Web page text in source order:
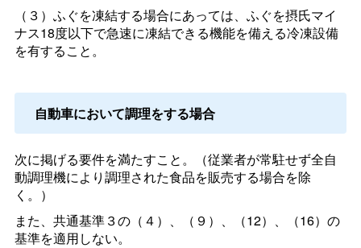
（３）ふぐを凍結する場合にあっては、ふぐを摂氏マイ
ナス18度以下で急速に凍結できる機能を備える冷凍設備
を有すること。
自動車において調理をする場合
次に掲げる要件を満たすこと。（従業者が常駐せず全自
動調理機により調理された食品を販売する場合を除
く。）
また、共通基準３の（４）、（９）、（12）、（16）の
基準を適用しない。